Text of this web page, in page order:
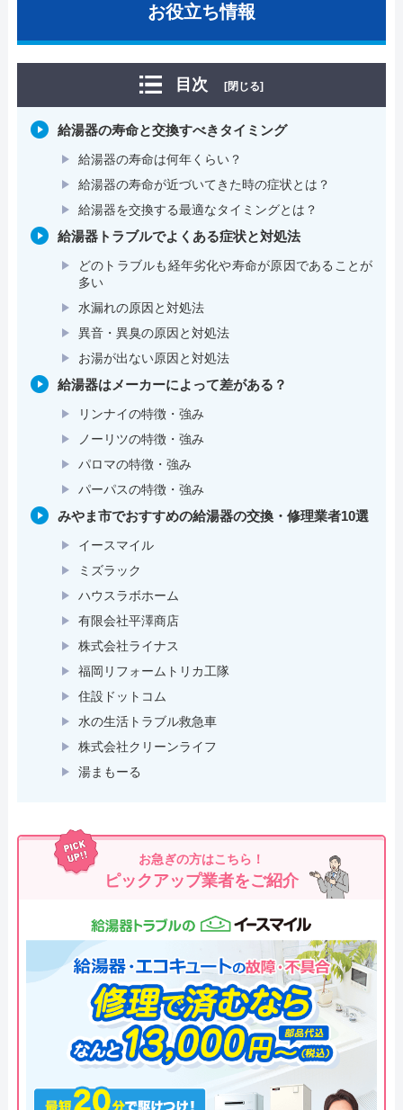
お役立ち情報
目次 [閉じる]
給湯器の寿命と交換すべきタイミング
給湯器の寿命は何年くらい？
給湯器の寿命が近づいてきた時の症状とは？
給湯器を交換する最適なタイミングとは？
給湯器トラブルでよくある症状と対処法
どのトラブルも経年劣化や寿命が原因であることが
多い
水漏れの原因と対処法
異音・異臭の原因と対処法
お湯が出ない原因と対処法
給湯器はメーカーによって差がある？
リンナイの特徴・強み
ノーリツの特徴・強み
パロマの特徴・強み
パーパスの特徴・強み
みやま市でおすすめの給湯器の交換・修理業者10選
イースマイル
ミズラック
ハウスラボホーム
有限会社平澤商店
株式会社ライナス
福岡リフォームトリカ工隊
住設ドットコム
水の生活トラブル救急車
株式会社クリーンライフ
湯まもーる
お急ぎの方はこちら！
ピックアップ業者をご紹介